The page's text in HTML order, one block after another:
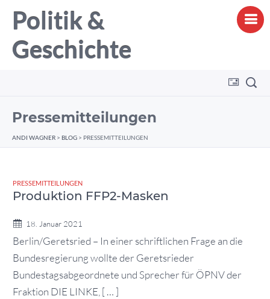
Politik &
Geschichte
Pressemitteilungen
ANDI WAGNER > BLOG > PRESSEMITTEILUNGEN
PRESSEMITTEILUNGEN
Produktion FFP2-Masken
18. Januar 2021
Berlin/Geretsried – In einer schriftlichen Frage an die
Bundesregierung wollte der Geretsrieder
Bundestagsabgeordnete und Sprecher für ÖPNV der
Fraktion DIE LINKE, [ … ]